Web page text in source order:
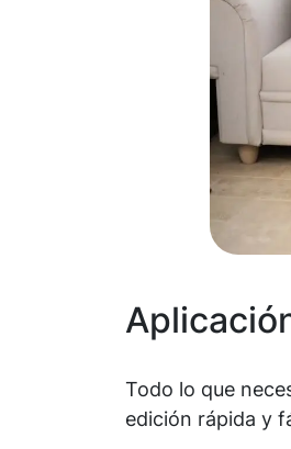
Todo lo que
edición rápida y